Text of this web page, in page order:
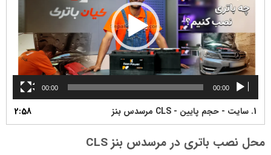
00:00
00:00
1. سایت - حجم پایین - CLS مرسدس بنز 2:58
محل نصب باتری در مرسدس بنز CLS